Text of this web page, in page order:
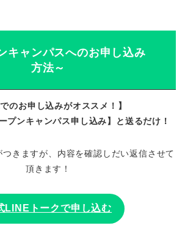
キャンパスへのお申し込み
方法～
でのお申し込みがオススメ！】
プンキャンパス申し込み】と送るだけ！
きますが、内容を確認しだい返信させて
頂きます！
LINEトークで申し込む